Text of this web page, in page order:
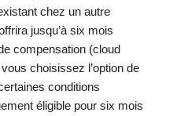
chez un autre
jusqu’à six mois
compensation (cloud
choisissez l’option de
conditions
éligible pour six mois